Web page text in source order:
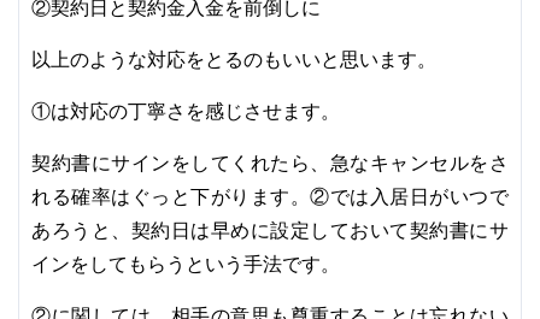
②契約日と契約金入金を前倒しに
以上のような対応をとるのもいいと思います。
①は対応の丁寧さを感じさせます。
契約書にサインをしてくれたら、急なキャンセルをさ
れる確率はぐっと下がります。②では入居日がいつで
あろうと、契約日は早めに設定しておいて契約書にサ
インをしてもらうという手法です。